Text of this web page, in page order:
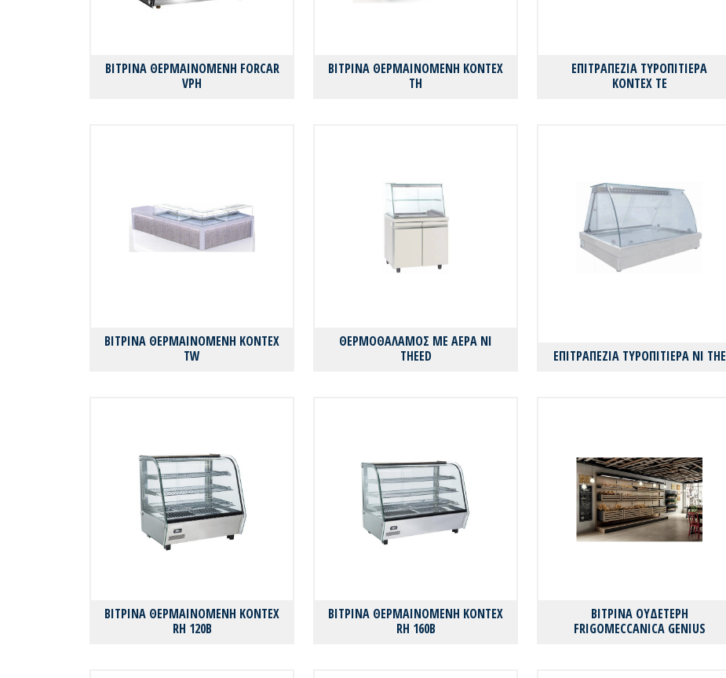
ΒΙΤΡΙΝΑ ΘΕΡΜΑΙΝΟΜΕΝΗ FORCAR
VPH
ΒΙΤΡΙΝΑ ΘΕΡΜΑΙΝΟΜΕΝΗ KONTEX
TH
ΕΠΙΤΡΑΠΕΖΙΑ ΤΥΡΟΠΙΤΙΕΡΑ
KONTEX TE
ΒΙΤΡΙΝΑ ΘΕΡΜΑΙΝΟΜΕΝΗ KONTEX
TW
ΘΕΡΜΟΘΑΛΑΜΟΣ ΜΕ ΑΕΡΑ NI
THEED
ΕΠΙΤΡΑΠΕΖΙΑ ΤΥΡΟΠΙΤΙΕΡΑ NI THE
ΒΙΤΡΙΝΑ ΘΕΡΜΑΙΝΟΜΕΝΗ KONTEX
RΗ 120B
ΒΙΤΡΙΝΑ ΘΕΡΜΑΙΝΟΜΕΝΗ KONTEX
RH 160B
ΒΙΤΡΙΝΑ ΟΥΔΕΤΕΡΗ
FRIGOMECCANICA GENIUS